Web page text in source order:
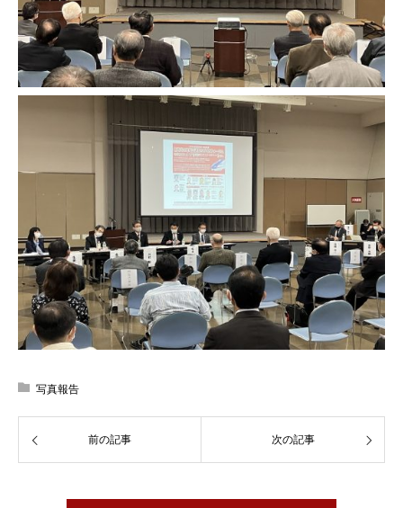
写真報告
前の記事 次の記事